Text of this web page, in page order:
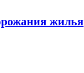
жилья